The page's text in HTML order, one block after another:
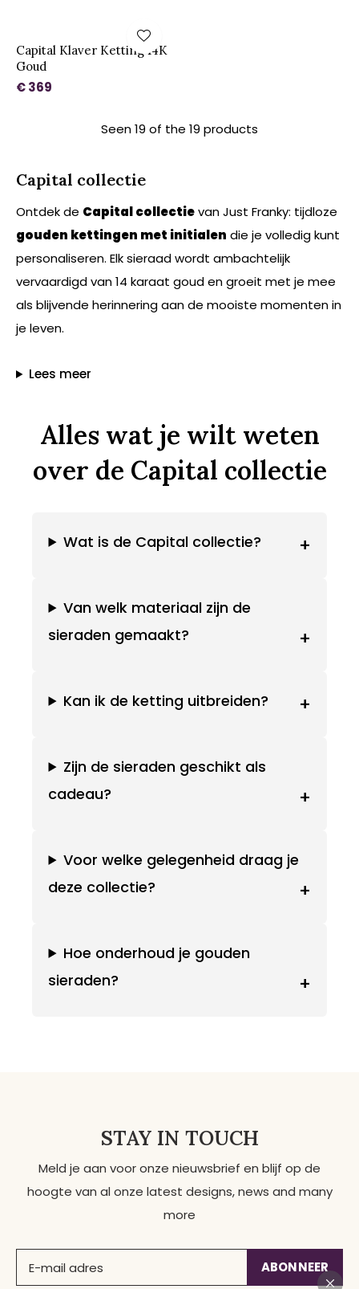
Capital Klaver Ketting 14K
Goud
€ 369
Seen 19 of the 19 products
Capital collectie
Ontdek de Capital collectievan Just Franky: tijdloze
gouden kettingen met initialen die je volledig kunt
personaliseren. Elk sieraad wordt ambachtelijk
vervaardigd van 14 karaat goud en groeit met je mee
als blijvende herinnering aan de mooiste momenten in
je leven.
Lees meer
Alles wat je wilt weten
over de Capital collectie
Wat is de Capital collectie? +
Van welk materiaal zijn de
sieraden gemaakt?
+
Kan ik de ketting uitbreiden? +
Zijn de sieraden geschikt als
cadeau?
+
Voor welke gelegenheid draag je
deze collectie?
+
Hoe onderhoud je gouden
sieraden?
+
STAY IN TOUCH
Meld je aan voor onze nieuwsbrief en blijf op de
hoogte van al onze latest designs, news and many
more
ABONNEER